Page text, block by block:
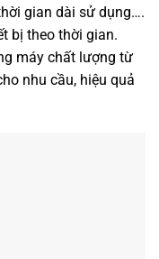
gian dài sử dụng….
bị theo thời gian.
máy chất lượng từ
nhu cầu, hiệu quả